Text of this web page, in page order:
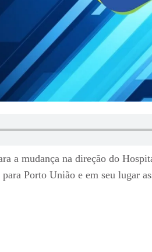
a mudança na direção do
Porto União e em seu lugar